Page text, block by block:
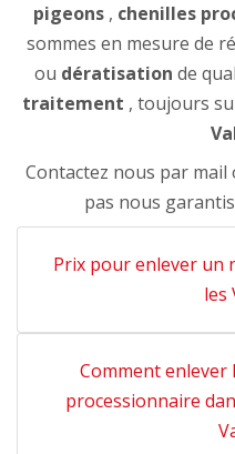
pigeons , chenilles
sommes en mesure de
ou dératisation de
traitement , toujours
Contactez nous par mail
pas nous
Prix pour enlever un
les
Comment enlever
processionnaire